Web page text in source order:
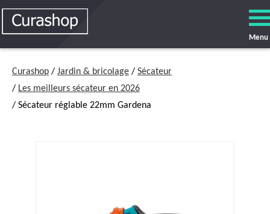
Menu
Curashop / Jardin & bricolage / Sécateur
/ Les meilleurs sécateur en 2026
/ Sécateur réglable 22mm Gardena